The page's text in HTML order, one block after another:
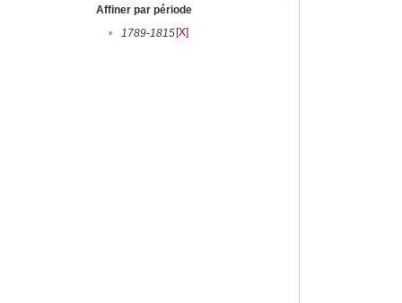
Affiner par période
•
1789-1815[X]